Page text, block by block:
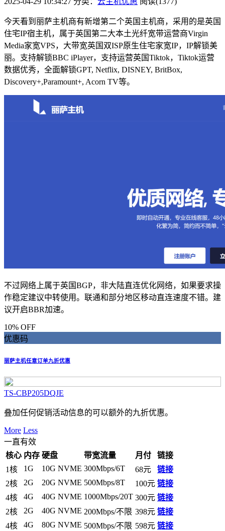
今天看到丽萨主机商有新增第二个英国主机商，采用的是英国
住宅IP宿主机，属于英国第二大本土光纤宽带运营商Virgin
Media家宽VPS，大带宽英国双ISP原生住宅家宽IP，IP解锁美
丽。支持解锁BBC iPlayer，支持运营英国Tiktok，Tiktok运营
数据优秀，全面解锁GPT, Netflix, DISNEY, BritBox,
Discovery+,Paramount+, Acorn TV等。
不过网络上属于英国BGP，非大陆直连优化网络，如果要求操
作稳定建议中转使用。联通和部分地区移动直连速度不错。建
议开启BBR加速。
10% OFF
优惠码
丽萨主机任意订单九折优惠
TS-CBP205DQJE
叠加任何促销活动信息的可以额外的九折优惠。
More Less
一直有效
核心 内存 硬盘 带宽流量 月付
链接
1核
1G 10G NVME 300Mbps/6T 68元
链接
2核
2G 20G NVME 500Mbps/8T 100元 链接
4核
4G 40G NVME 1000Mbps/20T 300元 链接
2核
2G 40G NVME 200Mbps/不限 398元 链接
4核
4G 80G NVME 500Mbps/不限 598元 链接